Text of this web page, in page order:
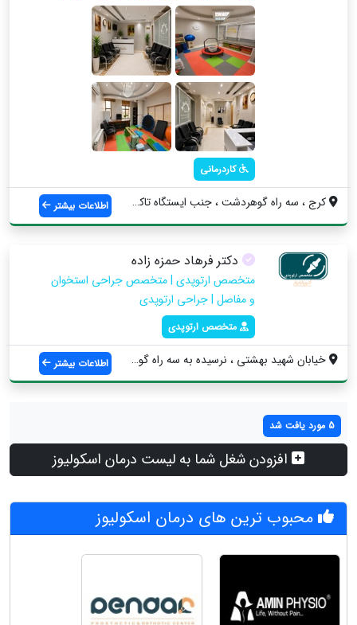
کاردرمانی
کرج ، سه راه گوهردشت ، جنب ایستگاه تاکسی... اطلاعات بیشتر
دکتر فرهاد حمزه زاده
متخصص ارتوپدی | متخصص جراحی استخوان
و مفاصل | جراحی ارتوپدی
متخصص ارتوپدی
خیابان شهید بهشتی ، نرسیده به سه راه گوه... اطلاعات بیشتر
5 مورد یافت شد
افزودن شغل شما به لیست درمان اسکولیوز
محبوب ترین های درمان اسکولیوز